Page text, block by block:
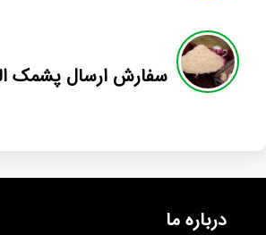
سفارش ارسال پشمک
درباره ما